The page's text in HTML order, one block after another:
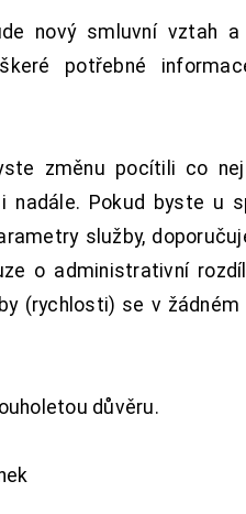
nový smluvní vztah
potřebné
změnu pocítili co
nadále. Pokud byste u
služby,
o administrativní
(rychlosti) se v
důvěru.